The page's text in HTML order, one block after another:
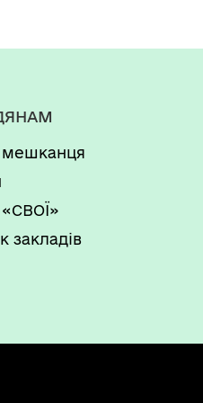
е
мешканця
закладів